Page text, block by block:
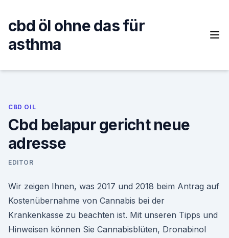
content
cbd öl ohne das für
asthma
CBD OIL
Cbd belapur gericht neue
adresse
EDITOR
Wir zeigen Ihnen, was 2017 und 2018 beim Antrag auf
Kostenübernahme von Cannabis bei der
Krankenkasse zu beachten ist. Mit unseren Tipps und
Hinweisen können Sie Cannabisblüten, Dronabinol